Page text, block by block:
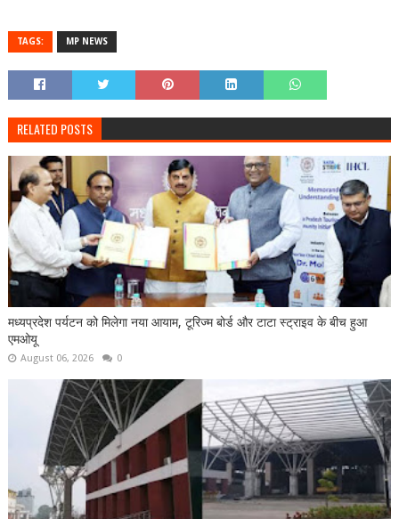
TAGS: MP NEWS
RELATED POSTS
मध्यप्रदेश पर्यटन को मिलेगा नया आयाम, टूरिज्म बोर्ड और टाटा स्ट्राइव के बीच हुआ
एमओयू
August 06, 2026 0